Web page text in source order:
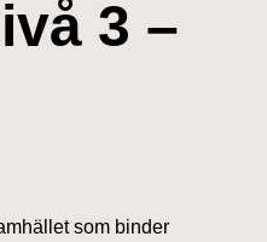
3 –
som binder